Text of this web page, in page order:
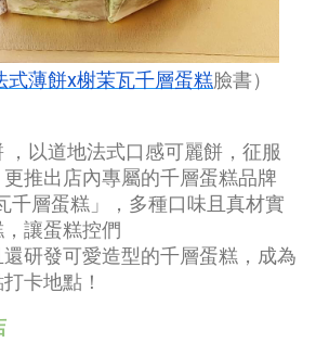
式薄餅x榭茉瓦千層蛋糕臉書）
，以道地法式口感可麗餅，征服
推出店內專屬的千層蛋糕品牌
千層蛋糕」，多種口味且真材實
讓蛋糕控們
研發可愛造型的千層蛋糕，成為
卡地點！